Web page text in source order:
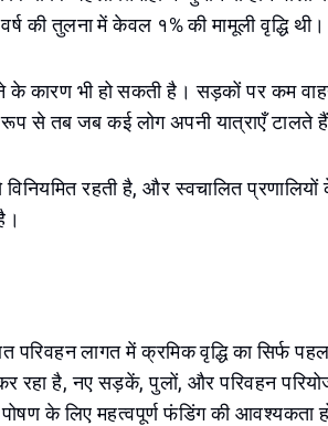
की तुलना में केवल १% की मामूली वृद्धि थी।
के कारण भी हो सकती है। सड़कों पर कम
से तब जब कई लोग अपनी यात्राएँ टालते
रहती है, और स्वचालित प्रणालियों
लागत में क्रमिक वृद्धि का सिर्फ
रहा है, नए सड़कें, पुलों, और परिवहन
के लिए महत्वपूर्ण फंडिंग की आवश्यकता